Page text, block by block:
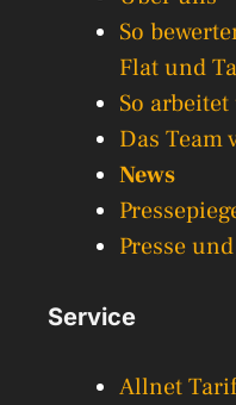
So
Flat und
So
Das Team
News
Presse
Service
Allnet